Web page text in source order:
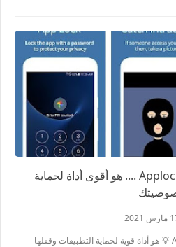
Applock Fingerprint Pro v7.9.2 .... هو أقوى أداة لحماية
📲Applock Fingerprint Pro v7.9.2 💡 هو أداة قوية لحماية التطبيقات وقفلها